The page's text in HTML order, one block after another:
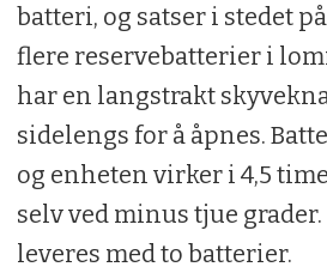
batteri, og satser i stedet
flere reservebatterier i
har en langstrakt
sidelengs for å åpnes.
og enheten virker i 4,5
selv ved minus tjue grader.
leveres med to batterier.